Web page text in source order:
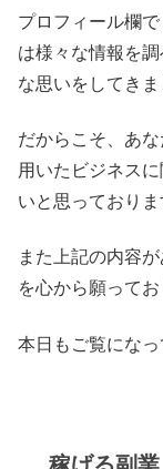
プロフィール欄
は様々な情報を
な思いをしてきま
だからこそ、あ
用いたビジネス
いと思っておりま
また上記の内容
を心から願ってお
本日もご覧になっ